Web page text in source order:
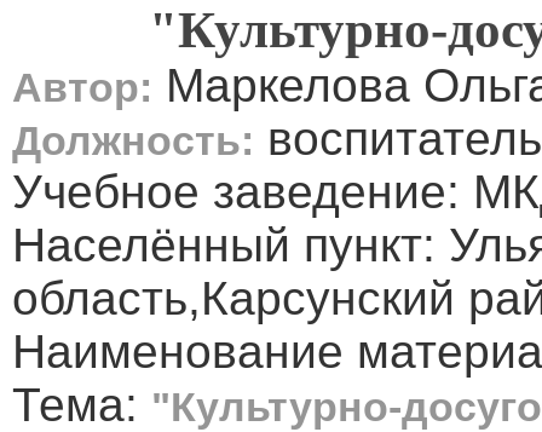
"Культурно-
Автор: Маркелова
Должность: воспитатель
Учебное заведение:
Населённый пункт:
область,Карсунский
Наименование
Тема: "Культурно-